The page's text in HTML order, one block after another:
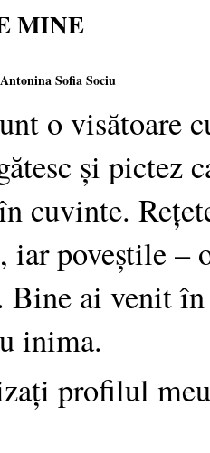
MINE
Antonina Sofia Sociu
o visătoare
și pictez
cuvinte.
iar poveștile –
Bine ai venit
inima.
profilul